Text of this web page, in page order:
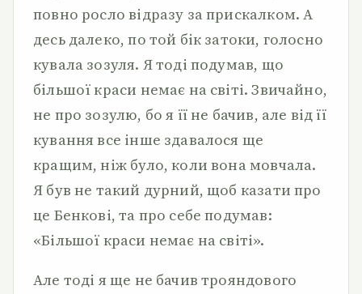
повно росло відразу за прискалком. А
десь далеко, по той бік затоки, голосно
кувала зозуля. Я тоді подумав, що
більшої краси немає на світі. Звичайно,
не про зозулю, бо я її не бачив, але від її
кування все інше здавалося ще
кращим, ніж було, коли вона мовчала.
Я був не такий дурний, щоб казати про
це Бенкові, та про себе подумав:
«Більшої краси немає на світі».
Але тоді я ще не бачив трояндового